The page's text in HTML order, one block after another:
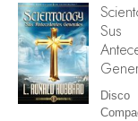
Sus
Disco